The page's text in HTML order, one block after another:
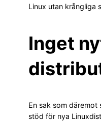
Linux utan krångliga
Inget
En sak som däremot
stöd för nya